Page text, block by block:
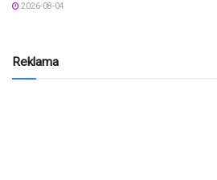
2026-08-04
Reklama